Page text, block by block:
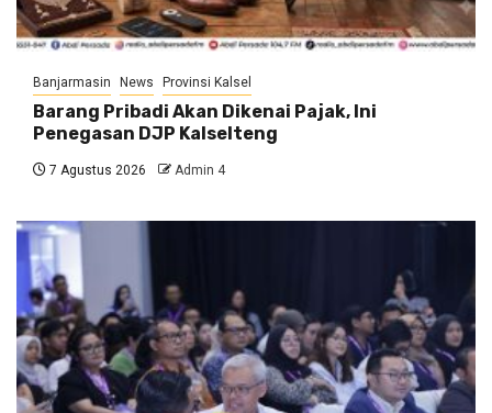
Banjarmasin News Provinsi Kalsel
Barang Pribadi Akan Dikenai Pajak, Ini
Penegasan DJP Kalselteng
7 Agustus 2026 Admin 4